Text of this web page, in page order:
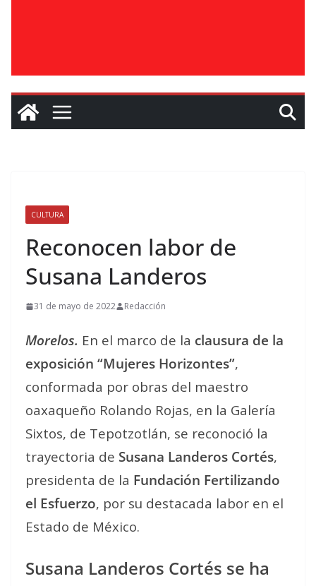
CULTURA
Reconocen labor de
Susana Landeros
31 de mayo de 2022 Redacción
Morelos. En el marco de la clausura de la
exposición “Mujeres Horizontes”,
conformada por obras del maestro
oaxaqueño Rolando Rojas, en la Galería
Sixtos, de Tepotzotlán, se reconoció la
trayectoria de Susana Landeros Cortés,
presidenta de la Fundación Fertilizando
el Esfuerzo, por su destacada labor en el
Estado de México.
Susana Landeros Cortés se ha